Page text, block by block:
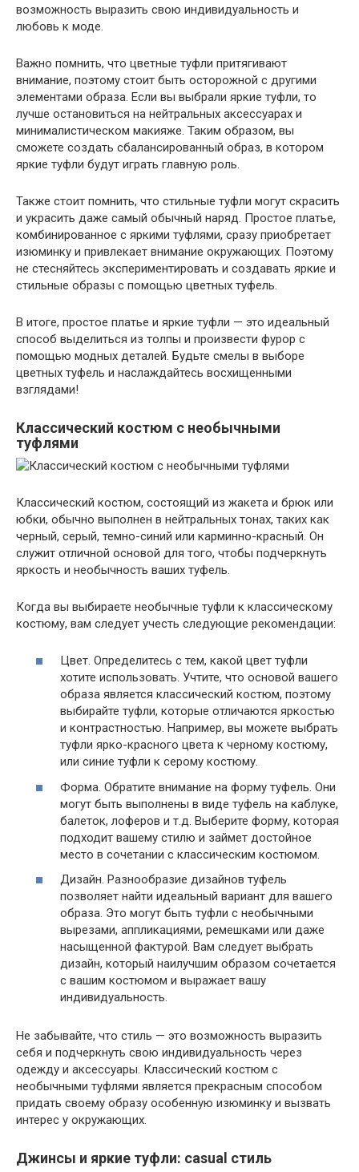
возможность выразить свою индивидуальность и
любовь к моде.
Важно помнить, что цветные туфли притягивают
внимание, поэтому стоит быть осторожной с другими
элементами образа. Если вы выбрали яркие туфли, то
лучше остановиться на нейтральных аксессуарах и
минималистическом макияже. Таким образом, вы
сможете создать сбалансированный образ, в котором
яркие туфли будут играть главную роль.
Также стоит помнить, что стильные туфли могут скрасить
и украсить даже самый обычный наряд. Простое платье,
комбинированное с яркими туфлями, сразу приобретает
изюминку и привлекает внимание окружающих. Поэтому
не стесняйтесь экспериментировать и создавать яркие и
стильные образы с помощью цветных туфель.
В итоге, простое платье и яркие туфли — это идеальный
способ выделиться из толпы и произвести фурор с
помощью модных деталей. Будьте смелы в выборе
цветных туфель и наслаждайтесь восхищенными
взглядами!
Классический костюм с необычными
туфлями
Классический костюм, состоящий из жакета и брюк или
юбки, обычно выполнен в нейтральных тонах, таких как
черный, серый, темно-синий или карминно-красный. Он
служит отличной основой для того, чтобы подчеркнуть
яркость и необычность ваших туфель.
Когда вы выбираете необычные туфли к классическому
костюму, вам следует учесть следующие рекомендации:
Цвет. Определитесь с тем, какой цвет туфли
хотите использовать. Учтите, что основой вашего
образа является классический костюм, поэтому
выбирайте туфли, которые отличаются яркостью
и контрастностью. Например, вы можете выбрать
туфли ярко-красного цвета к черному костюму,
или синие туфли к серому костюму.
Форма. Обратите внимание на форму туфель. Они
могут быть выполнены в виде туфель на каблуке,
балеток, лоферов и т.д. Выберите форму, которая
подходит вашему стилю и займет достойное
место в сочетании с классическим костюмом.
Дизайн. Разнообразие дизайнов туфель
позволяет найти идеальный вариант для вашего
образа. Это могут быть туфли с необычными
вырезами, аппликациями, ремешками или даже
насыщенной фактурой. Вам следует выбрать
дизайн, который наилучшим образом сочетается
с вашим костюмом и выражает вашу
индивидуальность.
Не забывайте, что стиль — это возможность выразить
себя и подчеркнуть свою индивидуальность через
одежду и аксессуары. Классический костюм с
необычными туфлями является прекрасным способом
придать своему образу особенную изюминку и вызвать
интерес у окружающих.
Джинсы и яркие туфли: casual стиль